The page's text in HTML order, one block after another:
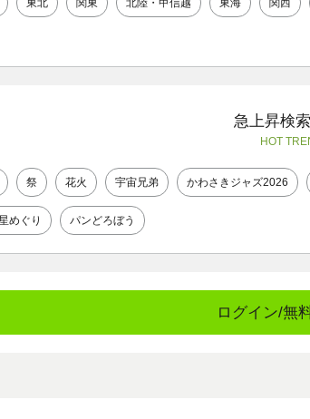
東北 関東 北陸・甲信越 東海 関西
急上昇検
HOT
祭 花火 宇宙兄弟 かわさきジャズ2026
めぐり パンどろぼう
ログイン/無